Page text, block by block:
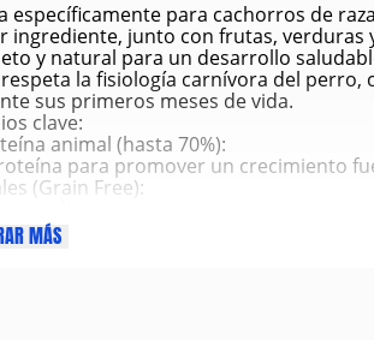
para cachorros de
junto con frutas, verduras
y natural para un desarrollo
la fisiología carnívora del
sus primeros meses de vida.
clave:
animal (hasta 70%):
para promover un crecimiento
(Grain Free):
naturales:
que ayudan a fortalecer el sistema
MÁS